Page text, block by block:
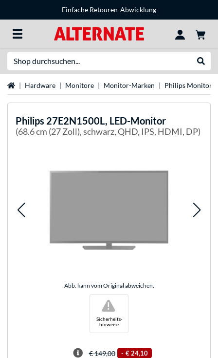
Einfache Retouren-Abwicklung
StartseiteHardware Monitore Monitor-Marken Philips Monitore
Philips 27E2N1500L, LED-Monitor
(68.6 cm (27 Zoll), schwarz, QHD, IPS, HDMI, DP)
Abb. kann vom Original abweichen.
Sicherheits-
hinweise
!
€ 149,00 - € 24,10